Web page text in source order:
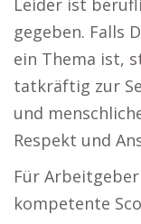
Leider ist
gegeben. Falls
ein Thema ist,
tatkräftig zur
und
Respekt und
Für
kompetente